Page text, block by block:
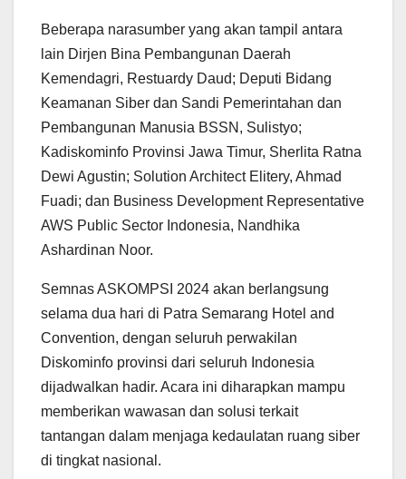
Beberapa narasumber yang akan tampil antara
lain Dirjen Bina Pembangunan Daerah
Kemendagri, Restuardy Daud; Deputi Bidang
Keamanan Siber dan Sandi Pemerintahan dan
Pembangunan Manusia BSSN, Sulistyo;
Kadiskominfo Provinsi Jawa Timur, Sherlita Ratna
Dewi Agustin; Solution Architect Elitery, Ahmad
Fuadi; dan Business Development Representative
AWS Public Sector Indonesia, Nandhika
Ashardinan Noor.
Semnas ASKOMPSI 2024 akan berlangsung
selama dua hari di Patra Semarang Hotel and
Convention, dengan seluruh perwakilan
Diskominfo provinsi dari seluruh Indonesia
dijadwalkan hadir. Acara ini diharapkan mampu
memberikan wawasan dan solusi terkait
tantangan dalam menjaga kedaulatan ruang siber
di tingkat nasional.